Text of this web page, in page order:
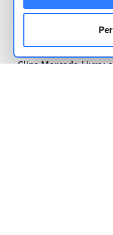
Mercado Livre Ads:
Clips Mercado Livre: